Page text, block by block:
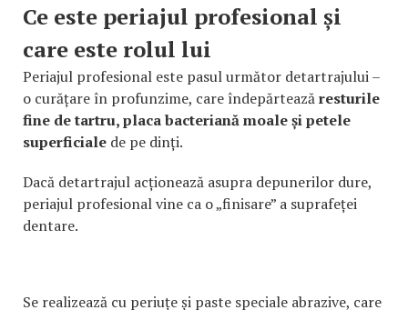
Ce este periajul profesional și
care este rolul lui
Periajul profesional este pasul următor detartrajului –
o curățare în profunzime, care îndepărteazăresturile
fine de tartru, placa bacteriană moale și petele
superficiale de pe dinți.
Dacă detartrajul acționează asupra depunerilor dure,
periajul profesional vine ca o „finisare” a suprafeței
dentare.
Se realizează cu periuțe și paste speciale abrazive, care